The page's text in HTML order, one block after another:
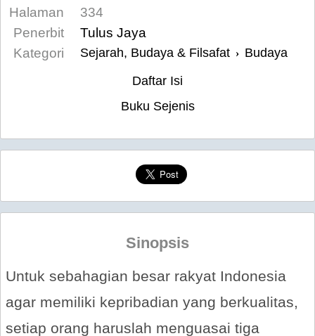
Halaman
334
Penerbit
Tulus Jaya
Kategori
Sejarah, Budaya & Filsafat › Budaya
Daftar Isi
Buku Sejenis
Sinopsis
Untuk sebahagian besar rakyat Indonesia
agar memiliki kepribadian yang berkualitas,
setiap orang haruslah menguasai tiga